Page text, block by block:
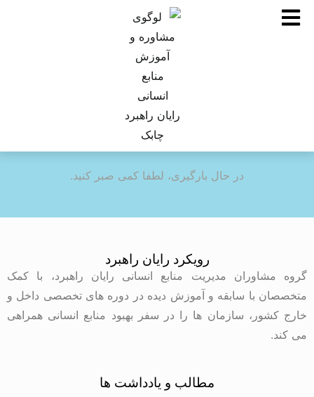
در حال بارگیری، لطفا کمی صبر کنید.
رویکرد رایان راهبرد
گروه مشاوران مدیریت منابع انسانی رایان راهبرد، با کمک
متخصصان با سابقه و آموزش دیده در دوره های تخصصی داخل و
خارج کشور، سازمان ها را در سفر بهبود منابع انسانی همراهی
می کند.
مطالب و یادداشت ها